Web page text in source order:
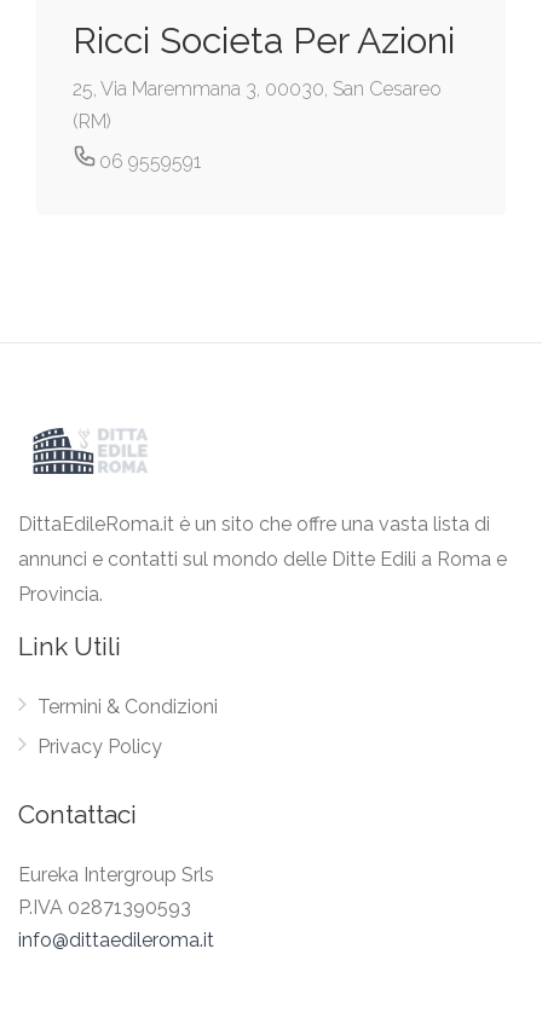
Ricci Societa Per Azioni
25, Via Maremmana 3, 00030, San Cesareo
(RM)
06 9559591
DittaEdileRoma.it è un sito che offre una vasta lista di
annunci e contatti sul mondo delle Ditte Edili a Roma e
Provincia.
Link Utili
Termini & Condizioni
Privacy Policy
Contattaci
Eureka Intergroup Srls
P.IVA 02871390593
info@dittaedileroma.it